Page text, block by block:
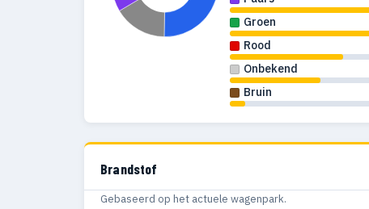
Groen
Rood
Onbekend
Bruin
Brandstof
Gebaseerd op het actuele wagenpark.